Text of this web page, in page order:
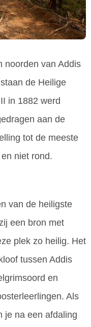
noorden van Addis
de Heilige
in 1882 werd
aan de
tot de meeste
niet rond.
van de heiligste
een bron met
plek zo heilig. Het
tussen Addis
en
Als
je na een afdaling